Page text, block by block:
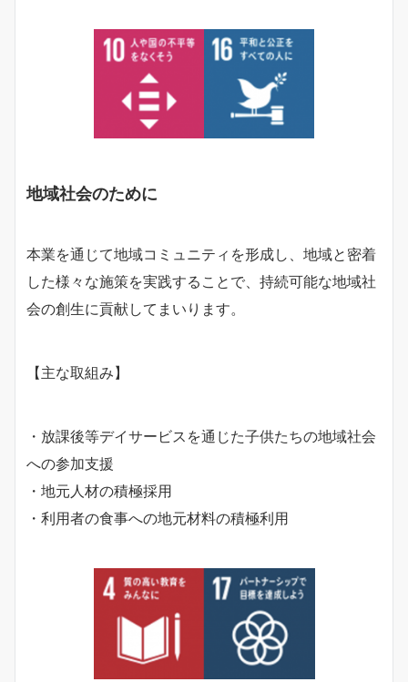
地域社会のために
本業を通じて地域コミュニティを形成し、地域と密着
した様々な施策を実践することで、持続可能な地域社
会の創生に貢献してまいります。
【主な取組み】
・放課後等デイサービスを通じた子供たちの地域社会
への参加支援
・地元人材の積極採用
・利用者の食事への地元材料の積極利用